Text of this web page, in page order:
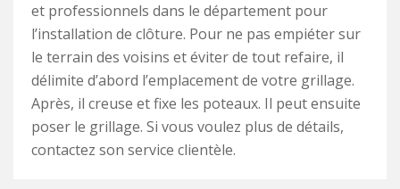
et professionnels dans le département pour
l’installation de clôture. Pour ne pas empiéter sur
le terrain des voisins et éviter de tout refaire, il
délimite d’abord l’emplacement de votre grillage.
Après, il creuse et fixe les poteaux. Il peut ensuite
poser le grillage. Si vous voulez plus de détails,
contactez son service clientèle.